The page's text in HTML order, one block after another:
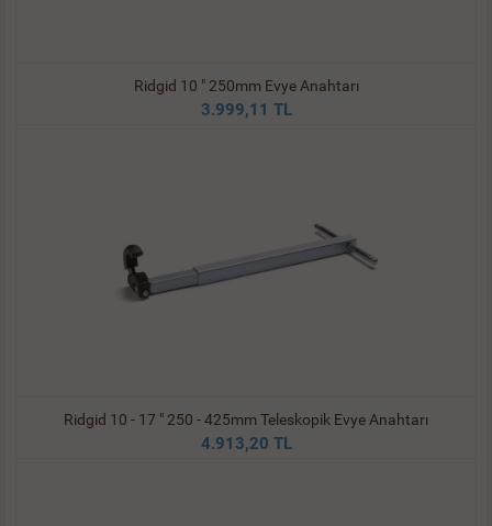
Ridgid 10 " 250mm Evye Anahtarı
3.999,11 TL
Ridgid 10 - 17 " 250 - 425mm Teleskopik Evye Anahtarı
4.913,20 TL